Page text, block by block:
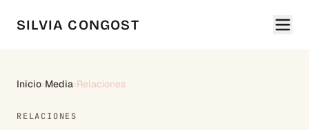
SILVIA CONGOST
Inicio›Media›Relaciones
RELACIONES